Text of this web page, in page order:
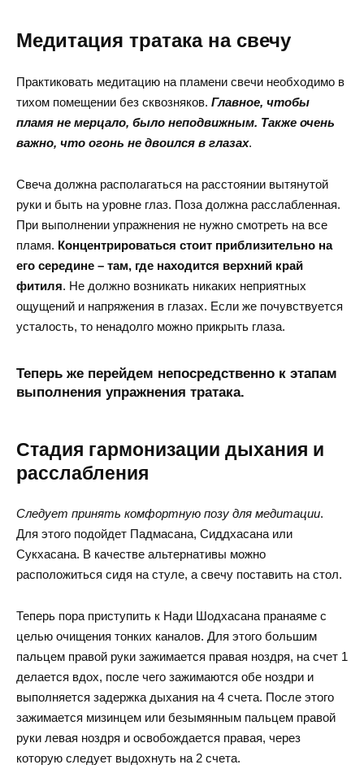
Медитация тратака на свечу
Практиковать медитацию на пламени свечи необходимо в
тихом помещении без сквозняков. Главное, чтобы
пламя не мерцало, было неподвижным. Также очень
важно, что огонь не двоился в глазах.
Свеча должна располагаться на расстоянии вытянутой
руки и быть на уровне глаз. Поза должна расслабленная.
При выполнении упражнения не нужно смотреть на все
пламя. Концентрироваться стоит приблизительно на
его середине – там, где находится верхний край
фитиля. Не должно возникать никаких неприятных
ощущений и напряжения в глазах. Если же почувствуется
усталость, то ненадолго можно прикрыть глаза.
Теперь же перейдем непосредственно к этапам
выполнения упражнения тратака.
Стадия гармонизации дыхания и
расслабления
Следует принять комфортную позу для медитации.
Для этого подойдет Падмасана, Сиддхасана или
Сукхасана. В качестве альтернативы можно
расположиться сидя на стуле, а свечу поставить на стол.
Теперь пора приступить к Нади Шодхасана пранаяме с
целью очищения тонких каналов. Для этого большим
пальцем правой руки зажимается правая ноздря, на счет 1
делается вдох, после чего зажимаются обе ноздри и
выполняется задержка дыхания на 4 счета. После этого
зажимается мизинцем или безымянным пальцем правой
руки левая ноздря и освобождается правая, через
которую следует выдохнуть на 2 счета.